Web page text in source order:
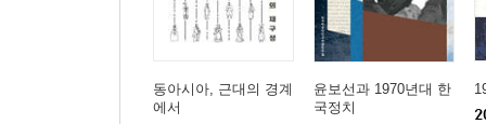
1. 머리말-미국의 대한정책과 민주당 정권
2. 선행 연구 검토-제2공화국의 권력장
3. 민주당 정권과 한미관계-부인된 군개혁, 부과된
4. 민주당 정권과 국가-시민사회관계-질서와 경제
동아시아, 근대의 경계
에서
윤보선과 1970년대 한
국정치